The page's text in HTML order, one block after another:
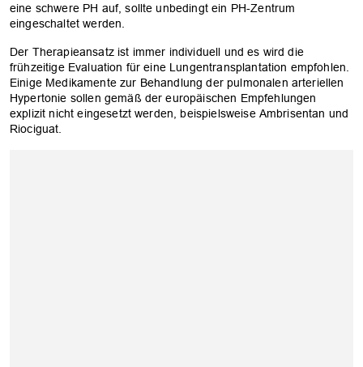
eine schwere PH auf, sollte unbedingt ein PH-Zentrum
eingeschaltet werden.
Der Therapieansatz ist immer individuell und es wird die
frühzeitige Evaluation für eine Lungentransplantation empfohlen.
Einige Medikamente zur Behandlung der pulmonalen arteriellen
Hypertonie sollen gemäß der europäischen Empfehlungen
explizit nicht eingesetzt werden, beispielsweise Ambrisentan und
Riociguat.